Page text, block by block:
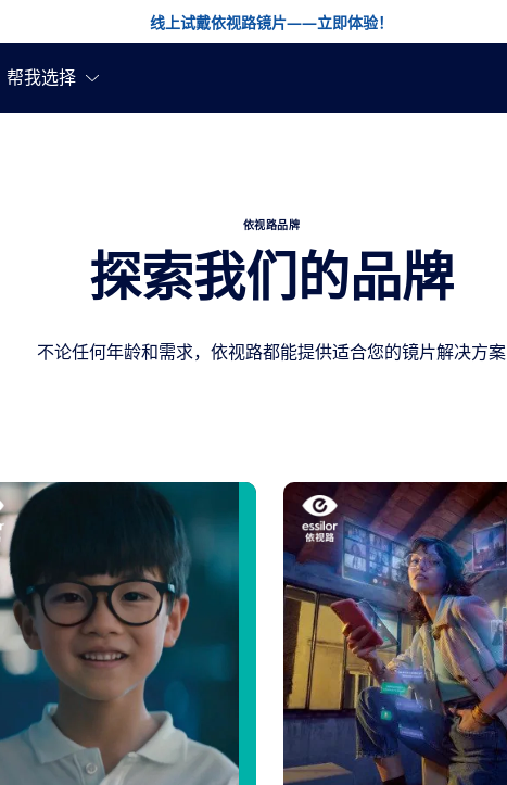
线上试戴依视路镜片——立即体验！
依视路品牌
探索我们的品牌
不论任何年龄和需求，依视路都能提供适合您的镜片解决方案